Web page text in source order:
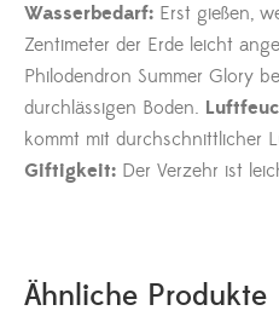
Wasserbedarf: Erst gießen,
Zentimeter der Erde leicht
Philodendron Summer Glory
durchlässigen Boden.
kommt mit durchschnittlicher
Giftigkeit: Der Verzehr ist
Ähnliche Produkte